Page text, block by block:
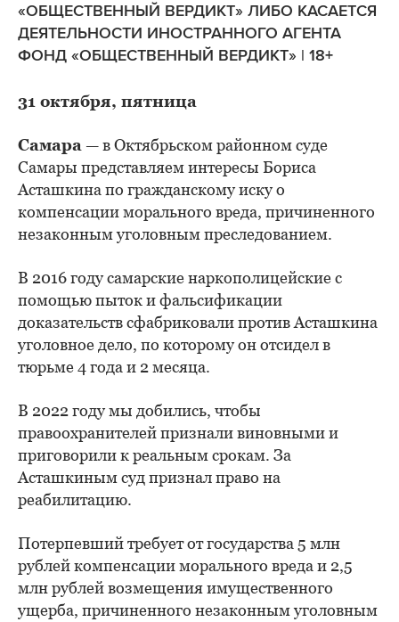
«ОБЩЕСТВЕННЫЙ ВЕРДИКТ» ЛИБО КАСАЕТСЯ
ДЕЯТЕЛЬНОСТИ ИНОСТРАННОГО АГЕНТА
ФОНД «ОБЩЕСТВЕННЫЙ ВЕРДИКТ» | 18+
31 октября, пятница
Самара — в Октябрьском районном суде
Самары представляем интересы Бориса
Асташкина по гражданскому иску о
компенсации морального вреда, причиненного
незаконным уголовным преследованием.
В 2016 году самарские наркополицейские с
помощью пыток и фальсификации
доказательств сфабриковали против Асташкина
уголовное дело, по которому он отсидел в
тюрьме 4 года и 2 месяца.
В 2022 году мы добились, чтобы
правоохранителей признали виновными и
приговорили к реальным срокам. За
Асташкиным суд признал право на
реабилитацию.
Потерпевший требует от государства 5 млн
рублей компенсации морального вреда и 2,5
млн рублей возмещения имущественного
ущерба, причиненного незаконным уголовным